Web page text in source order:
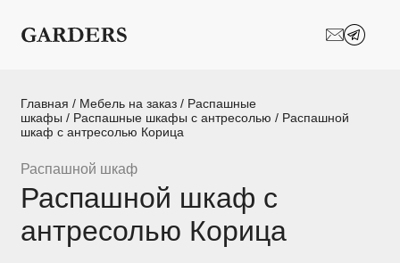
Шкафы-купе
Межкомнатные
Гостиные
Мебель в детскую
системы
Главная / Мебель на заказ / Распашные
шкафы / Распашные шкафы с антресолью / Распашной
шкаф с антресолью Корица
Распашной шкаф
Распашной шкаф с
антресолью Корица